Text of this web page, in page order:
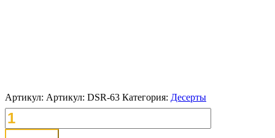
Артикул: Артикул: DSR-63 Категория: Десерты